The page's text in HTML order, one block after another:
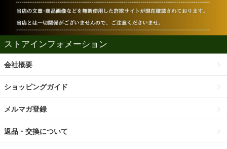
ストアインフォメーション
会社概要
ショッピングガイド
メルマガ登録
返品・交換について